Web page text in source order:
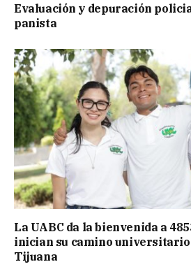
Evaluación y depuración
panista
La UABC da la bienvenida a
inician su camino universitario
Tijuana